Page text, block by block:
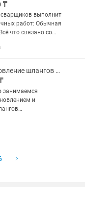
₸
выполнит
Обычная
остальное
Ремонт и изготовление шлангов кондиционера с гарантией
занимаемся
и
и